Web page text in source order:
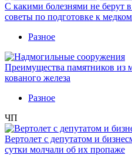
С какими болезнями не берут
советы по подготовке к
Разное
Преимущества памятников из
кованого железа
Разное
ЧП
Вертолет с депутатом и
сутки молчали об их пропаже